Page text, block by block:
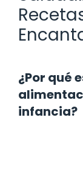
¿Por qué
infancia?